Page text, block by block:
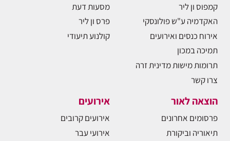
קמפוס ון ליר
האקדמיה ע"ש פולונסקי
אירוח כנסים ואירועים
תמיכה במכון
תרומות מישות מדינית זרה
צרו קשר
מסעות דעת
פרס ון ליר
קולנוע תיעודי
הוצאה לאור
פרסומים אחרונים
תיאוריה וביקורת
אירועים
אירועים קרובים
אירועי עבר